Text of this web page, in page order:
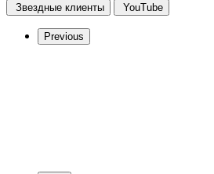
Звездные клиенты YouTube
Previous